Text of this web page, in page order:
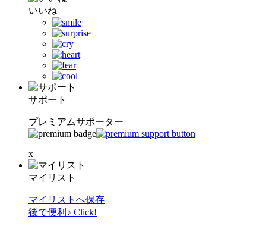
いいね
サポート
プレミアムサポーター
x
マイリスト
マイリストへ保存
後で便利♪ Click!